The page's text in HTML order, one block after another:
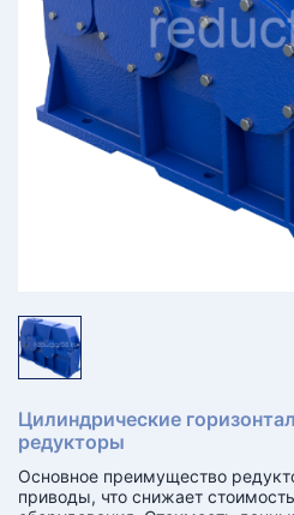
Цилиндрические
редукторы
Основное преимущество
приводы, что снижает